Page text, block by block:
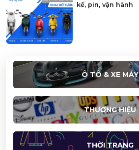
kế, pin, vận hành
Ô TÔ & XE MÁY
THƯƠNG HIỆU
THỜI TRANG